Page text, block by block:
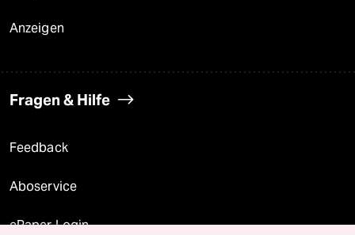
Anzeigen
Fragen & Hilfe
Feedback
Aboservice
ePaper Login